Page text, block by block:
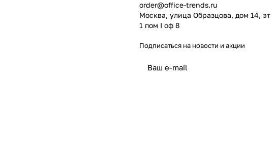
order@office-trends.ru
Москва, улица Образцова, дом 14, эт
1 пом I оф 8
Подписаться на новости и акции